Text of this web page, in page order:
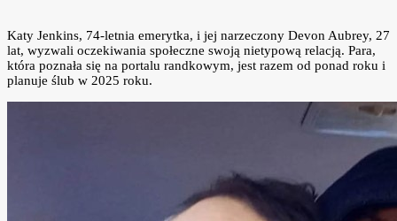
Katy Jenkins, 74-letnia emerytka, i jej narzeczony Devon Aubrey, 27
lat, wyzwali oczekiwania społeczne swoją nietypową relacją. Para,
która poznała się na portalu randkowym, jest razem od ponad roku i
planuje ślub w 2025 roku.